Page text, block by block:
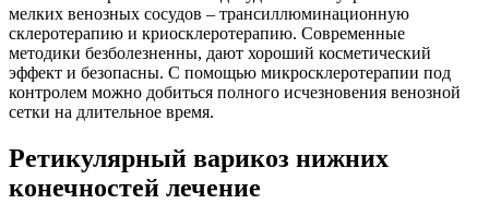
мелких венозных сосудов – трансиллюминационную
склеротерапию и криосклеротерапию. Современные
методики безболезненны, дают хороший косметический
эффект и безопасны. С помощью микросклеротерапии под
контролем можно добиться полного исчезновения венозной
сетки на длительное время.
Ретикулярный варикоз нижних
конечностей лечение